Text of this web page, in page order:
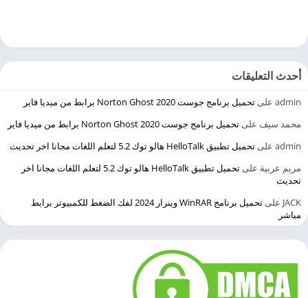
أحدث التعليقات
admin على تحميل برنامج جوست 2020 Norton Ghost برابط من ميديا فاير
محمد سيف على تحميل برنامج جوست 2020 Norton Ghost برابط من ميديا فاير
admin على تحميل تطبيق HelloTalk هالو توك 5.2 لتعلم اللغات مجانا اخر تحديث
مريم عربية على
تحميل تطبيق HelloTalk هالو توك 5.2 لتعلم اللغات مجانا اخر
تحديث
JACK على
تحميل برنامج WinRAR وينرار 2024 لفك الضغط للكمبيوتر برابط
مباشر